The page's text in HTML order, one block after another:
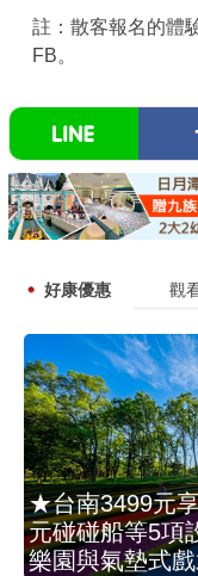
註：散客報名的體
FB。
好康優惠 觀
★台南3499元
元碰碰船等5項
樂園與氣墊式